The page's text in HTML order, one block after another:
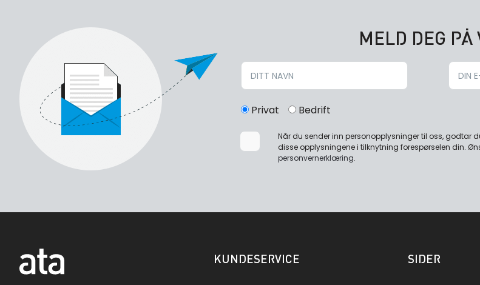
MELD DEG
Privat Bedrift
Når du sender inn personopplysninger til oss,
disse opplysningene i tilknytning forespørselen din.
personvernerklæring.
KUNDESERVICE SIDER